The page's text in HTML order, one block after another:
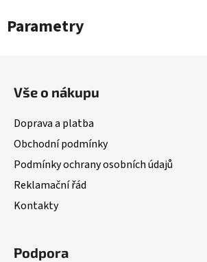
Parametry
Vše o nákupu
Doprava a platba
Obchodní podmínky
Podmínky ochrany osobních údajů
Reklamační řád
Kontakty
Podpora